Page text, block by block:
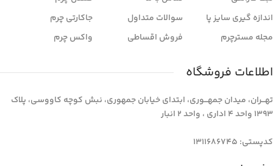
اندازه گیری سایز پا
مجله مسترچرم
سوالات متداول
فروش اقساطی
جاکارتی چرم
واکس چرم
اطلاعات فروشگاه
تهـــران، میدان جمهـــوری، ابتدای خیابان جمهوری، نبش کوچه کاووسی، پلاک
1393 واحد 4 اداری ، واحد 2 انبار
کدپستی: 1311686745